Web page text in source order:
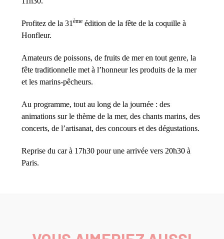
Profitez de la 31 ème édition de la fête de la coquille à
Honfleur.
Amateurs de poissons, de fruits de mer en tout genre, la
fête traditionnelle met à l’honneur les produits de la mer
et les marins-pêcheurs.
Au programme, tout au long de la journée : des
animations sur le thème de la mer, des chants marins, des
concerts, de l’artisanat, des concours et des dégustations.
Reprise du car à 17h30 pour une arrivée vers 20h30 à
Paris.